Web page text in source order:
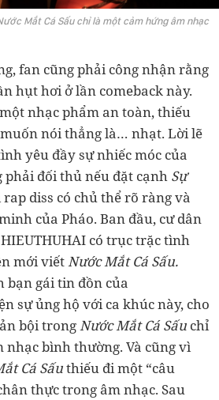
Mắt Cá Sấu chỉ là một cảm hứng âm nhạc
fan cũng phải công nhận rằng
hụt hơi ở lần comeback này.
nhạc phẩm an toàn, thiếu
nói thẳng là… nhạt. Lời lẽ
yêu đầy sự nhiếc móc của
phải đối thủ nếu đặt cạnh Sự
diss có chủ thể rõ ràng và
của Pháo. Ban đầu, cư dân
có trục trặc tình
mới viếtNước Mắt Cá Sấu.
bạn gái tin đồn của
sự ủng hộ với ca khúc này, cho
bội trongNước Mắt Cá Sấu chỉ
nhạc bình thường. Và cũng vì
Cá Sấuthiếu đi một “câu
thực trong âm nhạc. Sau